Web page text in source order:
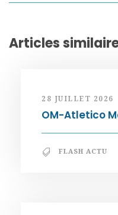
Articles
28 JUILLET 2026
OM-Atletico
FLASH ACTU